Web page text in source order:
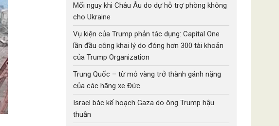
Mối nguy khi Châu Âu do dự hỗ trợ phòng không
cho Ukraine
Vụ kiện của Trump phản tác dụng: Capital One
lần đầu công khai lý do đóng hơn 300 tài khoản
của Trump Organization
Trung Quốc – từ mỏ vàng trở thành gánh nặng
của các hãng xe Đức
Israel bác kế hoạch Gaza do ông Trump hậu
thuẫn